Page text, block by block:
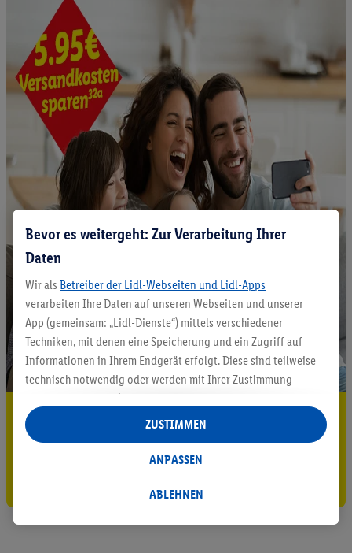
5.95 € Versand sparen³²ᵃ
Jetzt zum Newsletter anmelden
Bevor es weitergeht: Zur Verarbeitung Ihrer
Daten
Wir als Betreiber der Lidl-Webseiten und Lidl-Apps
verarbeiten Ihre Daten auf unseren Webseiten und unserer
App (gemeinsam: „Lidl-Dienste“) mittels verschiedener
Techniken, mit denen eine Speicherung und ein Zugriff auf
Informationen in Ihrem Endgerät erfolgt. Diese sind teilweise
technisch notwendig oder werden mit Ihrer Zustimmung -
auch durch Partner (u.a.
Verantwortliche; im Zusammenhang mit dem IAB TCF
insgesamt
Statistik-Erstellung oder für personalisierte Werbung
Datenverarbeitungen für personalisierte Werbung werden
ABLEHNEN
ANPASSEN
ZUSTIMMEN